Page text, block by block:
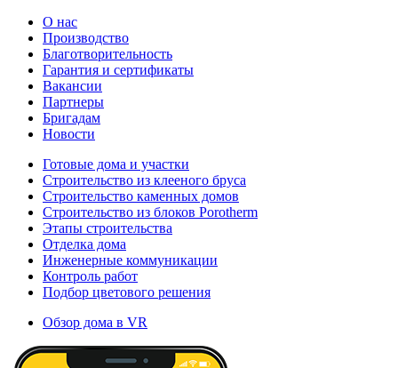
О нас
Производство
Благотворительность
Гарантия и сертификаты
Вакансии
Партнеры
Бригадам
Новости
Готовые дома и участки
Строительство из клееного бруса
Строительство каменных домов
Строительство из блоков Porotherm
Этапы строительства
Отделка дома
Инженерные коммуникации
Контроль работ
Подбор цветового решения
Обзор дома в VR